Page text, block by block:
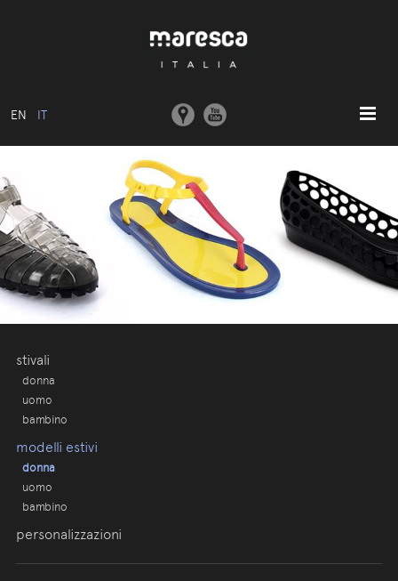
EN IT
HOME
ABOUT US
MODELLI BASE
COLLEZIONI
STAMPI E MACCHINARI
COMUNICAZIONE
stivali
donna
uomo
bambino
modelli estivi
donna
uomo
bambino
personalizzazioni